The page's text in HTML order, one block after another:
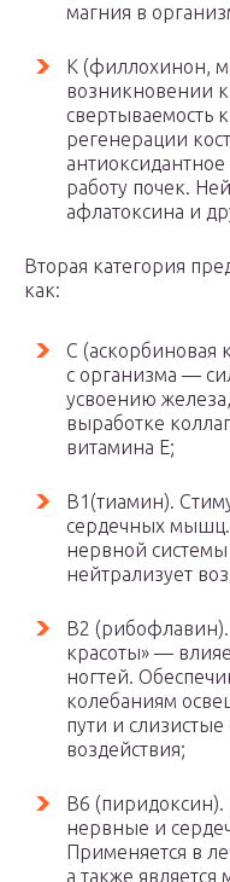
магния в
К (филлохинон,
возникновении
свертываемость
регенерации
работу почек.
афлатоксина и
Вторая категория
как:
С (аскорбиновая
с организма —
усвоению
выработке
витамина Е;
В1(тиамин).
сердечных мышц.
нервной
нейтрализует
В2 (рибофлавин).
красоты» —
ногтей.
колебаниям
пути и слизистые
воздействия;
В6
нервные и
Применяется в
а также